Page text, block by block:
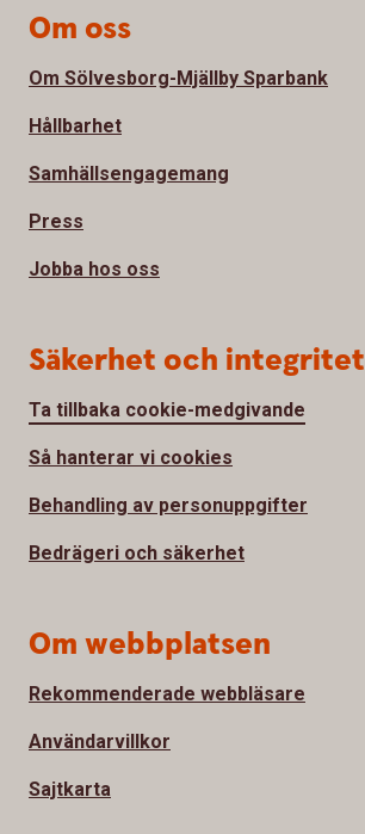
Om oss
Om Sölvesborg-Mjällby Sparbank
Hållbarhet
Samhällsengagemang
Press
Jobba hos oss
Säkerhet och integritet
Ta tillbaka cookie-medgivande
Så hanterar vi cookies
Behandling av personuppgifter
Bedrägeri och säkerhet
Om webbplatsen
Rekommenderade webbläsare
Användarvillkor
Sajtkarta